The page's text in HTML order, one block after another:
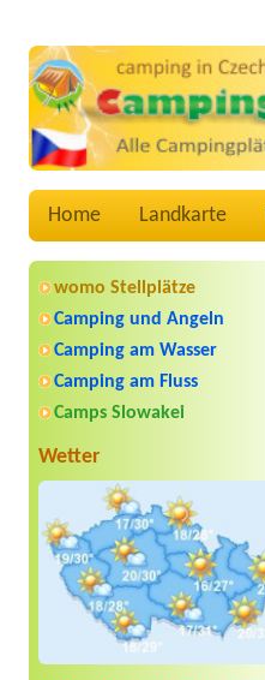
Home Landkarte
womo Stellplätze
Camping und Angeln
Camping am Wasser
Camping am Fluss
Camps Slowakei
Wetter